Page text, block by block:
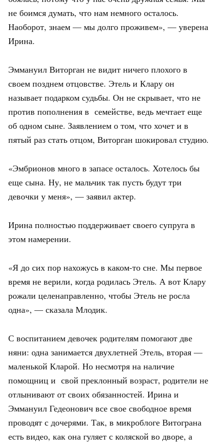
не боимся думать, что нам немного осталось.
Наоборот, знаем — мы долго проживем», — уверена
Ирина.
Эммануил Виторган не видит ничего плохого в
своем позднем отцовстве. Этель и Клару он
называет подарком судьбы. Он не скрывает, что не
против пополнения в семействе, ведь мечтает еще
об одном сыне. Заявлением о том, что хочет и в
пятый раз стать отцом, Виторган шокировал студию.
«Эмбрионов много в запасе осталось. Хотелось бы
еще сына. Ну, не мальчик так пусть будут три
девочки у меня», — заявил актер.
Ирина полностью поддерживает своего супруга в
этом намерении.
«Я до сих пор нахожусь в каком-то сне. Мы первое
время не верили, когда родилась Этель. А вот Клару
рожали целенаправленно, чтобы Этель не росла
одна», — сказала Млодик.
С воспитанием девочек родителям помогают две
няни: одна занимается двухлетней Этель, вторая —
маленькой Кларой. Но несмотря на наличие
помощниц и свой преклонный возраст, родители не
отлынивают от своих обязанностей. Ирина и
Эммануил Гедеонович все свое свободное время
проводят с дочерями. Так, в микроблоге Витограна
есть видео, как она гуляет с коляской во дворе, а